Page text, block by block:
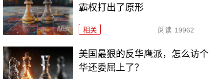
霸权打出了原形
相关 阅读 19962
美国最狠的反华鹰派，怎么访个
华还委屈上了？